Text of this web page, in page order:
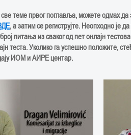
теме првог поглавља, можете одмах
, а затим се региструјте. Неопходно је
питања из сваког од пет онлајн
теста. Уколико га успешно положите,
у ИОМ иАИРЕ центар.